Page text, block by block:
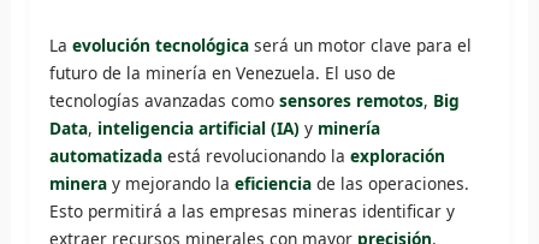
La evolución tecnológicaserá un motor clave para el
futuro de la minería en Venezuela. El uso de
tecnologías avanzadas como sensores remotos, Big
Data, inteligencia artificial (IA) y minería
automatizadaestá revolucionando la exploración
mineray mejorando la eficienciade las operaciones.
Esto permitirá a las empresas mineras identificar y
extraer recursos minerales con mayor precisión,